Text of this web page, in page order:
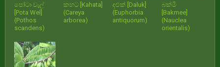
පෝටා වැල්
[Pota Wel]
(Pothos
scandens)
කහට [Kahata]
(Careya
arborea)
දළුක් [Daluk]
(Euphorbia
antiquorum)
බක්මී
[Bakmee]
(Nauclea
orientalis)